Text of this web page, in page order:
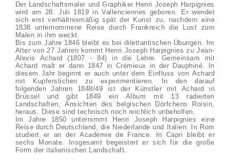
Der Landschaftsmaler und Graphiker Henri Joseph Harpignies
wird am 28. Juli 1819 in Vallenciennes geboren. Er wendet
sich erst verhältnismäßig spät der Kunst zu, nachdem eine
1838 unternommene Reise durch Frankreich die Lust zum
Malen in ihm weckt.
Bis zum Jahre 1846 bleibt es bei dilettantischen Übungen. Im
Alter von 27 Jahren kommt Henri Joseph Harpignies zu Jean-
Alexis Achard (1807 - 84) in die Lehre. Gemeinsam mit
Achard malt er dann 1847 in Crémieux in der Dauphiné. In
diesem Jahr beginnt er auch unter dem Einfluss von Achard
mit Kupferstichen zu experimentieren. In den darauf
folgenden Jahren 1848/49 ist der Künstler mit Achard in
Brüssel und gibt 1849 ein Album mit 13 radierten
Landschaften, Ansichten des belgischen Dörfchens Roisin,
heraus. Diese sind technisch noch reichlich unbeholfen.
Im Jahre 1850 unternimmt Henri Joseph Harpignies eine
Reise durch Deutschland, die Niederlande und Italien. In Rom
studiert er an der Académie de France. In Capri bleibt er
sechs Monate. Insgesamt begeistert er sich für die große
Form der italienischen Landschaft.